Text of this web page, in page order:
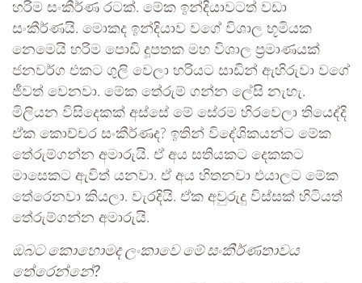
හරිම සංකීර්ණ රටක්. මේක ඉන්දියාවටත් වඩා
සංකීර්ණයි. මොකද ඉන්දියාව වගේ විශාල භූමියක
නෙමෙයි හරිම පොඩි දූපතක මහ විශාල ප්‍රමාණයක්
ජනවර්ග එකට ගුලි වෙලා හරියට සාඩින් ඇහිරුවා වගේ
ජීවත් වෙනවා. මේක තේරුම් ගන්න ලේසි නැහැ.
මිලියන විසිදෙකක් අස්සේ මේ සේරම හිරවෙලා තියෙද්දි
ඒක කොච්චර සංකීර්ණද? ඉතින් විදේශිකයන්ට මේක
තේරුම්ගන්න අමාරුයි. ඒ අය සතියකට දෙකකට
මාසෙකට ඇවිත් යනවා. ඒ අය හිතනවා එයාලට මේක
තේරෙනවා කියලා. වැරදියි. ඒක අවුරුදු විස්සක් හිටියත්
තේරුම්ගන්න අමාරුයි.
ඔබට කොහොමද ලංකාවෙ මේ සංකීර්ණතාවය
තේරෙන්නේ?